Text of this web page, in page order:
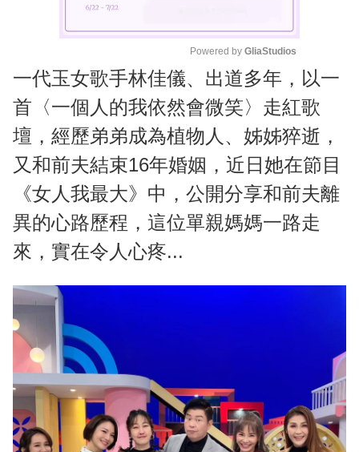
M
u
t
e
Powered by GliaStudios
一代玉女歌手林佳儀、出道多年，以一
首〈一個人的我依然會微笑〉走紅歌
壇，經歷弟弟成為植物人、姊姊猝逝，
又和前夫結束16年婚姻，近日她在節目
《女人我最大》中，公開分享和前夫離
異的心路歷程，這位單親媽媽一路走
來，實在令人心疼...